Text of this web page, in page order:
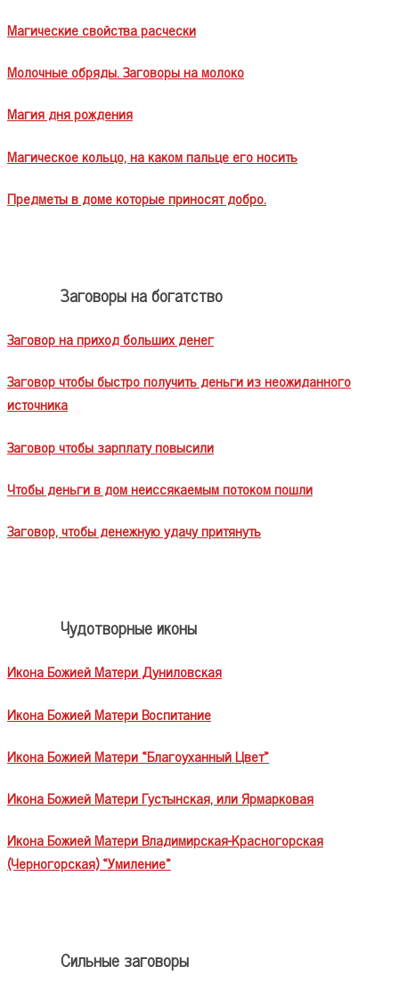
Магические свойства расчески
Молочные обряды. Заговоры на молоко
Магия дня рождения
Магическое кольцо, на каком пальце его носить
Предметы в доме которые приносят добро.
Заговоры на богатство
Заговор на приход больших денег
Заговор чтобы быстро получить деньги из неожиданного
источника
Заговор чтобы зарплату повысили
Чтобы деньги в дом неиссякаемым потоком пошли
Заговор, чтобы денежную удачу притянуть
Чудотворные иконы
Икона Божией Матери Дуниловская
Икона Божией Матери Воспитание
Икона Божией Матери «Благоуханный Цвет»
Икона Божией Матери Густынская, или Ярмарковая
Икона Божией Матери Владимирская-Красногорская
(Черногорская) «Умиление»
Сильные заговоры